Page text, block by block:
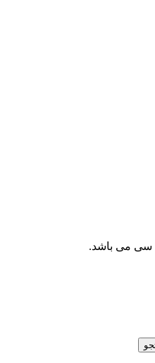
سی می باشد.